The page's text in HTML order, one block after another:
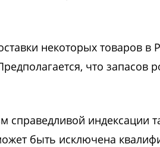
некоторых товаров в
что запасов
справедливой индексации
быть исключена